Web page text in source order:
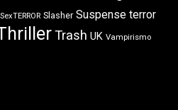
SexTERROR Slasher Suspense terror
Trash UK Vampirismo